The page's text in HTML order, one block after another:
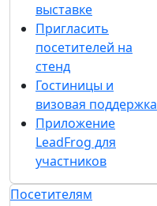
выставке
Пригласить
посетителей на
стенд
Гостиницы и
визовая поддержка
Приложение
LeadFrog для
участников
Посетителям